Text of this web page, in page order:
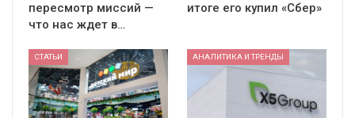
пересмотр миссий —
что нас ждет в…
итоге его купил «Сбер»
СТАТЬИ АНАЛИТИКА И ТРЕНДЫ